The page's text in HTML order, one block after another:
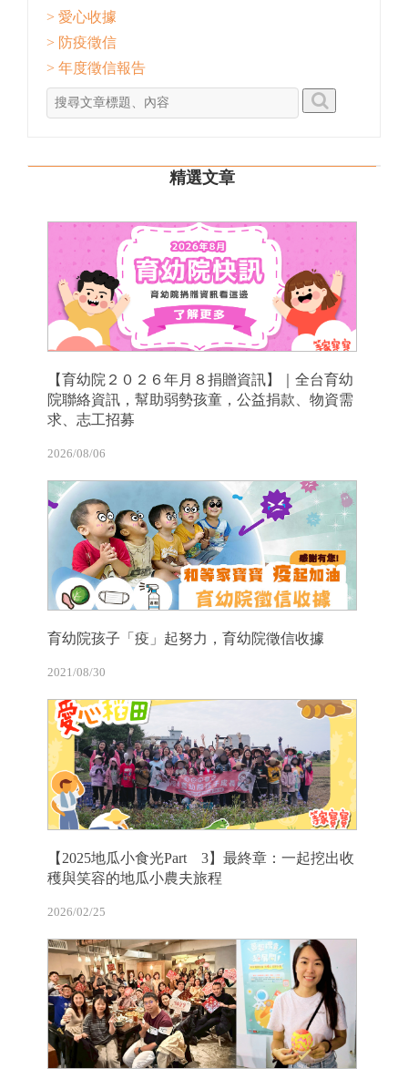
> 愛心收據
> 防疫徵信
> 年度徵信報告
精選文章
【育幼院２０２６年月８捐贈資訊】｜全台育幼
院聯絡資訊，幫助弱勢孩童，公益捐款、物資需
求、志工招募
2026/08/06
育幼院孩子「疫」起努力，育幼院徵信收據
2021/08/30
【2025地瓜小食光Part 3】最終章：一起挖出收
穫與笑容的地瓜小農夫旅程
2026/02/25